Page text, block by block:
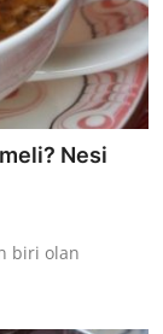
Nesi
biri olan